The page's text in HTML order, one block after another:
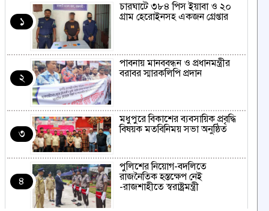
১
চারঘাটে ৩৮৪ পিস ইয়াবা ও ২০
গ্রাম হেরোইনসহ একজন গ্রেপ্তার
২
পাবনায় মানববন্ধন ও প্রধানমন্ত্রীর
বরাবর স্মারকলিপি প্রদান
৩
মধুপুরে বিকাশের ব্যবসায়িক প্রবৃদ্ধি
বিষয়ক মতবিনিময় সভা অনুষ্ঠিত
৪
পুলিশের নিয়োগ-বদলিতে
রাজনৈতিক হস্তক্ষেপ নেই
-রাজশাহীতে স্বরাষ্ট্রমন্ত্রী